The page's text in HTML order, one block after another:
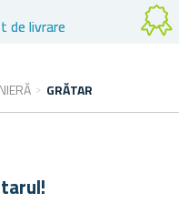
de livrare
GRĂTAR